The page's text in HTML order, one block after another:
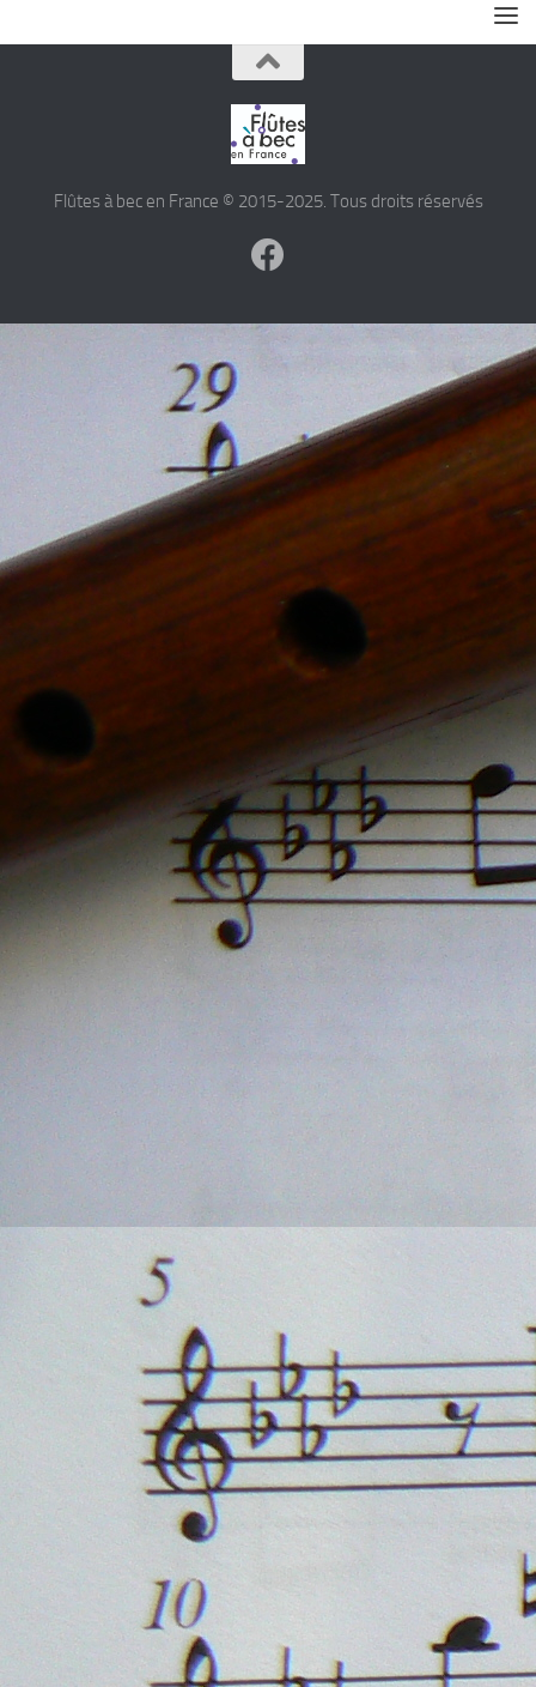
Flûtes à bec en France © 2015-2025. Tous droits réservés